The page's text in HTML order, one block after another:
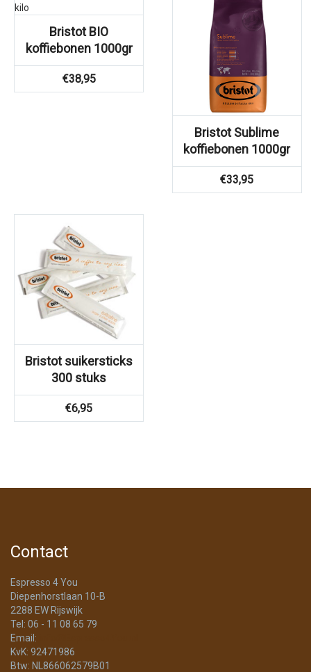
Bristot BIO
koffiebonen 1000gr
€38,95
Bristot Sublime
koffiebonen 1000gr
€33,95
Bristot suikersticks
300 stuks
€6,95
Contact
Espresso 4 You
Diepenhorstlaan 10-B
2288 EW Rijswijk
Tel: 06 - 11 08 65 79
Email:
KvK: 92471986
Btw: NL866062579B01